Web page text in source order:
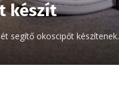
készít
segítő okoscipőt készítenek.